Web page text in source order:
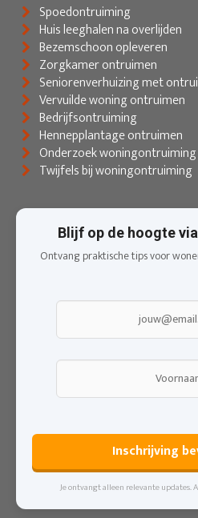
Spoedontruiming
Huis leeghalen na overlijden
Bezemschoon opleveren
Zorgkamer ontruimen
Seniorenverhuizing met
Vervuilde woning ontruimen
Bedrijfsontruiming
Hennepplantage ontruimen
Onderzoek
Twijfels bij woningontruiming
Blijf op de hoogte
Ontvang praktische tips voor
Inschrijving
Je ontvangt alleen relevante updates.